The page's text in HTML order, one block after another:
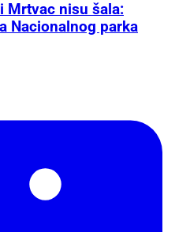
Mrtvac nisu šala:
Nacionalnog parka